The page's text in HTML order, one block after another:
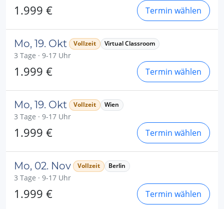
1.999 € Termin wählen
Mo, 19. Okt Vollzeit Virtual Classroom
3 Tage · 9-17 Uhr
1.999 € Termin wählen
Mo, 19. Okt Vollzeit Wien
3 Tage · 9-17 Uhr
1.999 € Termin wählen
Mo, 02. Nov Vollzeit Berlin
3 Tage · 9-17 Uhr
1.999 € Termin wählen